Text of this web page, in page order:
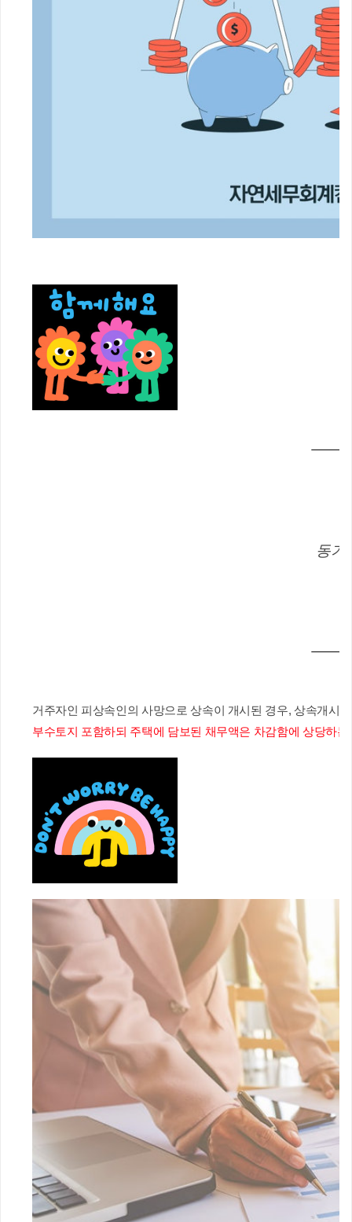
동거
거주자인 피상속인의 사망으로 상속이 개시된 경우, 상속개시
부수토지 포함하되 주택에 담보된 채무액은 차감함에 상당하